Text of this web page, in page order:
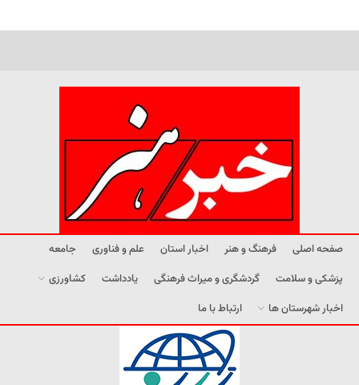
صفحه اصلی فرهنگ و هنر اخبار استان علم و فناوری
جامعه
پزشکی و سلامت
گردشگری و میراث فرهنگی یادداشت
کشاورزی
اخبار شهرستان ها
ارتباط با ما